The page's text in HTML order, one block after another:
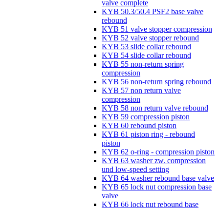
valve complete
KYB 50.3/50.4 PSF2 base valve
rebound
KYB 51 valve stopper compression
KYB 52 valve stopper rebound
KYB 53 slide collar rebound
KYB 54 slide collar rebound
KYB 55 non-return spring
compression
KYB 56 non-return spring rebound
KYB 57 non return valve
compression
KYB 58 non return valve rebound
KYB 59 compression piston
KYB 60 rebound piston
KYB 61 piston ring - rebound
piston
KYB 62 o-ring - compression piston
KYB 63 washer zw. compression
und low-speed setting
KYB 64 washer rebound base valve
KYB 65 lock nut compression base
valve
KYB 66 lock nut rebound base